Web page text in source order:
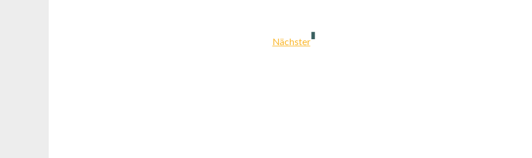
Nächster
▮